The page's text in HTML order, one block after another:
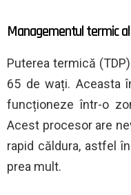
Managementul termic
Puterea termică
65 de wați. Aceasta
funcționeze într-o
Acest procesor are
rapid căldura, astfel
prea mult.